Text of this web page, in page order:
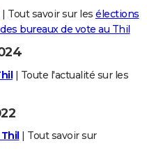
| Tout savoir sur les élections
bureaux de vote au Thil
| Toute l'actualité sur les
| Tout savoir sur